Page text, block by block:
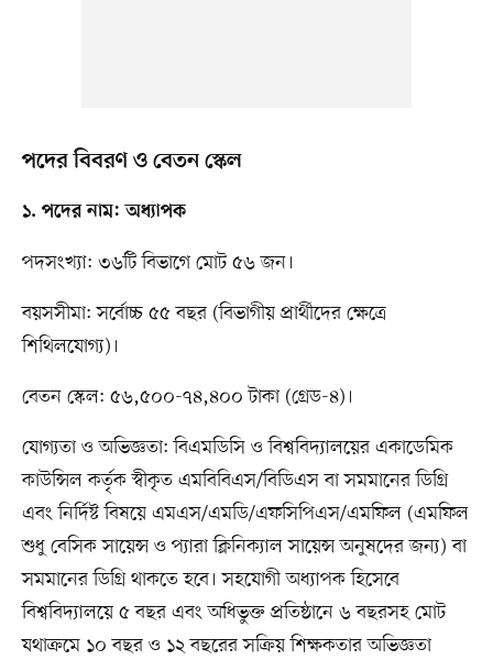
পদের বিবরণ ও বেতন স্কেল
১. পদের নাম: অধ্যাপক
পদসংখ্যা: ৩৬টি বিভাগে মোট ৫৬ জন।
বয়সসীমা: সর্বোচ্চ ৫৫ বছর (বিভাগীয় প্রার্থীদের ক্ষেত্রে
শিথিলযোগ্য)।
বেতন স্কেল: ৫৬,৫০০-৭৪,৪০০ টাকা (গ্রেড-৪)।
যোগ্যতা ও অভিজ্ঞতা: বিএমডিসি ও বিশ্ববিদ্যালয়ের একাডেমিক
কাউন্সিল কর্তৃক স্বীকৃত এমবিবিএস/বিডিএস বা সমমানের ডিগ্রি
এবং নির্দিষ্ট বিষয়ে এমএস/এমডি/এফসিপিএস/এমফিল (এমফিল
শুধু বেসিক সায়েন্স ও প্যারা ক্লিনিক্যাল সায়েন্স অনুষদের জন্য) বা
সমমানের ডিগ্রি থাকতে হবে। সহযোগী অধ্যাপক হিসেবে
বিশ্ববিদ্যালয়ে ৫ বছর এবং অধিভুক্ত প্রতিষ্ঠানে ৬ বছরসহ মোট
যথাক্রমে ১০ বছর ও ১২ বছরের সক্রিয় শিক্ষকতার অভিজ্ঞতা